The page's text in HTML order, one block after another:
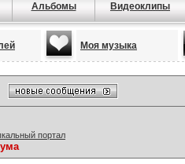
Альбомы Видеоклипы
Моя музыка
портал